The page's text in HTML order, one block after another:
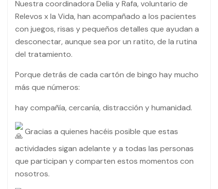
Nuestra coordinadora Delia y Rafa, voluntario de
Relevos x la Vida, han acompañado a los pacientes
con juegos, risas y pequeños detalles que ayudan a
desconectar, aunque sea por un ratito, de la rutina
del tratamiento.
Porque detrás de cada cartón de bingo hay mucho
más que números:
hay compañía, cercanía, distracción y humanidad.
Gracias a quienes hacéis posible que estas
actividades sigan adelante y a todas las personas
que participan y comparten estos momentos con
nosotros.